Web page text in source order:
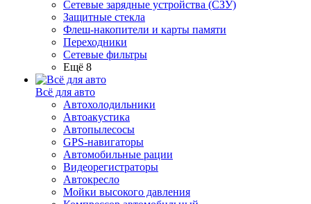
Сетевые зарядные устройства (СЗУ)
Защитные стекла
Флеш-накопители и карты памяти
Переходники
Сетевые фильтры
Ещё 8
Всё для авто
Автохолодильники
Автоакустика
Автопылесосы
GPS-навигаторы
Автомобильные рации
Видеорегистраторы
Автокресло
Мойки высокого давления